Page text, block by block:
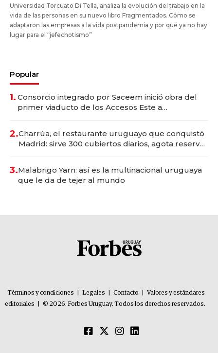
Universidad Torcuato Di Tella, analiza la evolución del trabajo en la
vida de las personas en su nuevo libro Fragmentados. Cómo se
adaptaron las empresas a la vida postpandemia y por qué ya no hay
lugar para el “jefechotismo”
Popular
1. Consorcio integrado por Saceem inició obra del
primer viaducto de los Accesos Este a
2.Charrúa, el restaurante uruguayo que conquistó
Madrid: sirve 300 cubiertos diarios, agota reservas
3.Malabrigo Yarn: así es la multinacional uruguaya
que le da de tejer al mundo
Términos y condiciones Legales Contacto
Valores y estándares
editoriales
© 2026. Forbes Uruguay. Todos los derechos reservados.